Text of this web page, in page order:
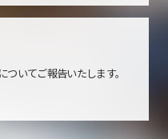
いてご報告いたします。